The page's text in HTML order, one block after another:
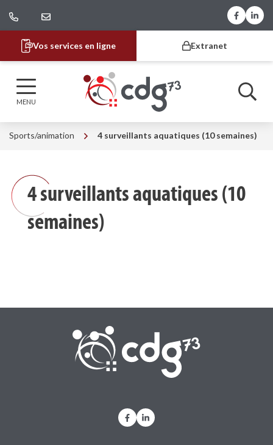
contenu
Lien vers
Lien
Vos services en ligne Extranet
MENU CDG 73
Sports/animation 4 surveillants aquatiques (10 semaines)
4 surveillants aquatiques (10
semaines)
Lien vers le compte Facebook
Lien vers le compte